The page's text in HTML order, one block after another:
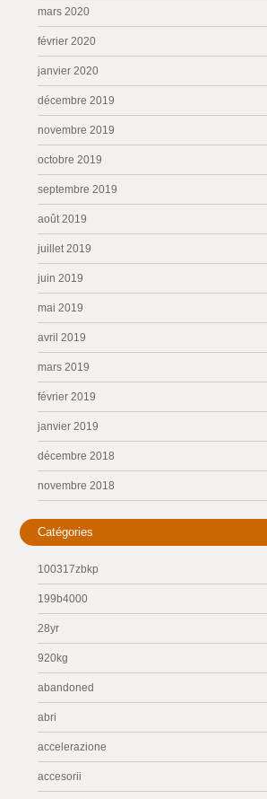
mars 2020
février 2020
janvier 2020
décembre 2019
novembre 2019
octobre 2019
septembre 2019
août 2019
juillet 2019
juin 2019
mai 2019
avril 2019
mars 2019
février 2019
janvier 2019
décembre 2018
novembre 2018
Catégories
100317zbkp
199b4000
28yr
920kg
abandoned
abri
accelerazione
accesorii